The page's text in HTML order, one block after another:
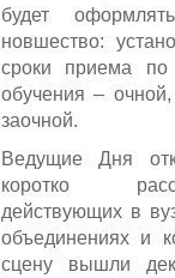
будет
новшество:
сроки приема
обучения –
заочной.
Ведущие Дня
коротко
действующих в
объединениях и
сцену вышли